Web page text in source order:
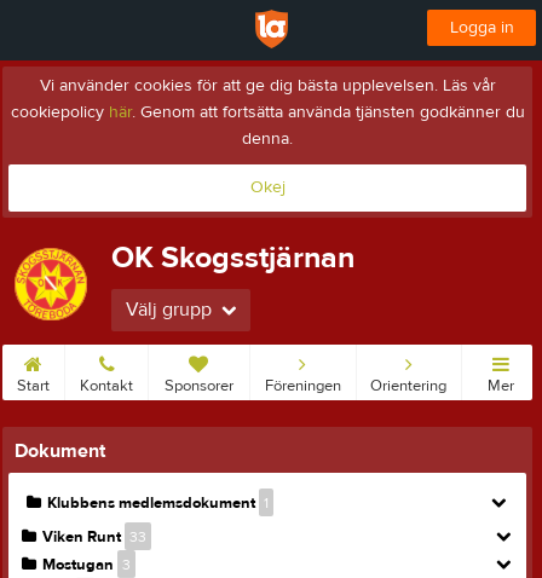
Logga in
Vi använder cookies för att ge dig bästa upplevelsen. Läs vår
cookiepolicy här. Genom att fortsätta använda tjänsten godkänner du
denna.
Okej
OK Skogsstjärnan
Välj grupp
Start Kontakt Sponsorer Föreningen Orientering Mer
Dokument
Klubbens medlemsdokument 1
Viken Runt 33
Mostugan 3